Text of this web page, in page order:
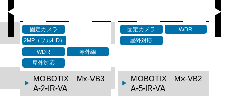
固定カメラ
WDR
屋外対応
MOBOTIX Mx-VB1
A-8-IR-VA
ドームカメラ
2MP（フルHD）
MOBOTIX Mx-VD3
A-2-IR-VA
ド